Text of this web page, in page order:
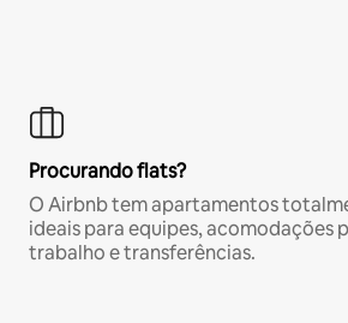
Procurando flats?
O Airbnb tem apartamentos
ideais para equipes, acomodações
trabalho e transferências.